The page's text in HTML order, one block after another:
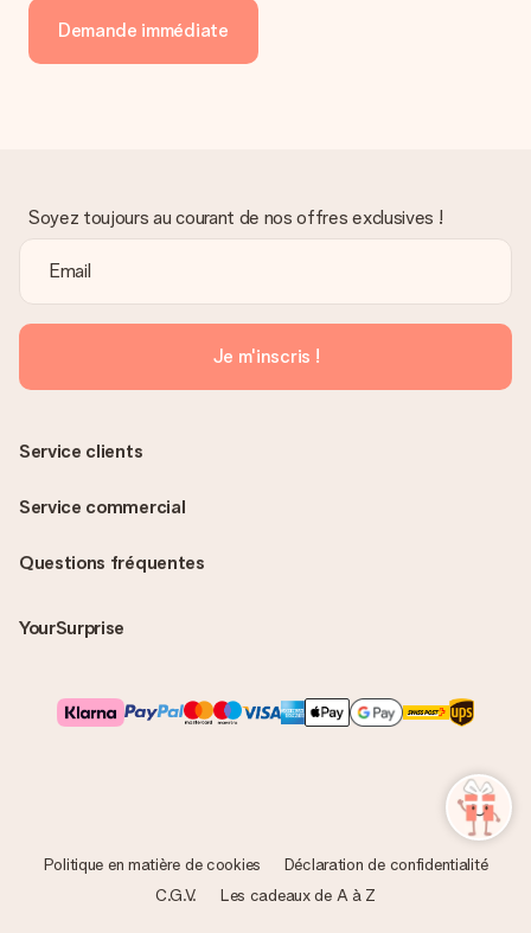
Demande immédiate
Soyez toujours au courant de nos offres exclusives !
Je m'inscris !
Questions fréquentes
YourSurprise
Service clients
Service commercial
Politique en matière de cookies
Déclaration de confidentialité
C.G.V.
Les cadeaux de A à Z